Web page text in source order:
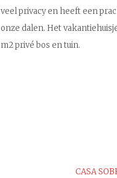
veel privacy en heeft een
onze dalen. Het
m2 privé bos en tuin.
CASA